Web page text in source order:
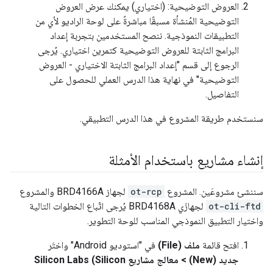
العروض التوضيحية: (اختياري) يمكنك عرض العروض
التوضيحية المُنشأة مسبقًا مباشرةً على لوحة الراديو لأي من
التطبيقات النموذجية. ننصح المستخدمين بتجربة إعداد
البرامج الثابتة للعروض التوضيحية كتمرين اختياري. يُرجى
الرجوع إلى قسم "إعداد البرامج الثابتة الاختياري - العروض
التوضيحية" في نهاية هذا الدرس العملي للحصول على
التفاصيل.
سنستخدم طريقة المشروع في هذا الدرس التطبيقي.
إنشاء مشاريع باستخدام الأمثلة
سننشئ مشروعَين. المشروع ot-rcp لجهاز BRD4166A والمشروع
ot-cli-ftd
لجهازَي BRD4168A يُرجى اتّباع الخطوات التالية
واختيار التطبيق النموذجي المناسب للوحة التطوير.
افتح قائمة ملف (File)
في "استوديو Android" واختَر
جديد (New) > معالج مشاريع Silicon Labs (Silicon